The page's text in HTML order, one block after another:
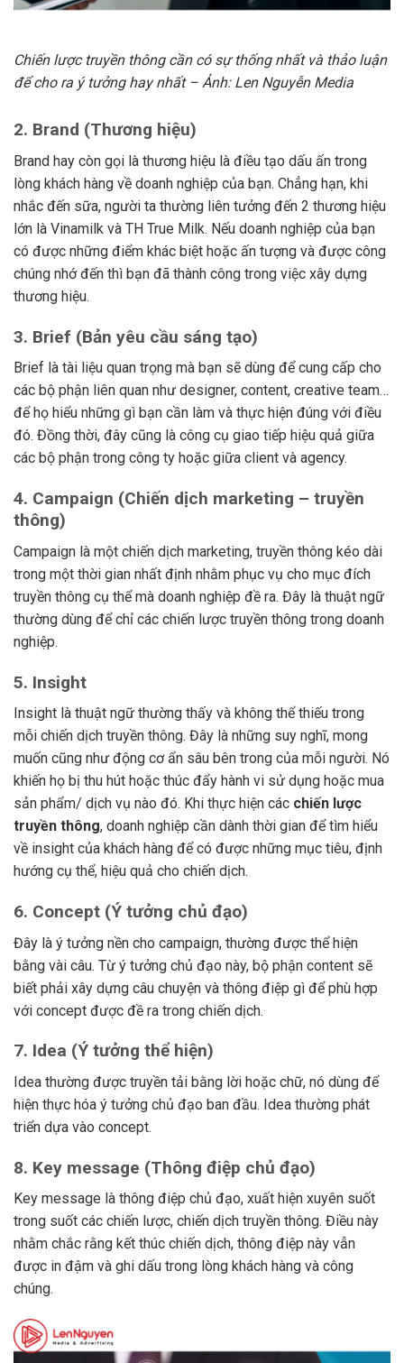
Chiến lược truyền thông cần có sự thống nhất và thảo luận
để cho ra ý tưởng hay nhất – Ảnh: Len Nguyễn Media
2. Brand (Thương hiệu)
Brand hay còn gọi là thương hiệu là điều tạo dấu ấn trong
lòng khách hàng về doanh nghiệp của bạn. Chẳng hạn, khi
nhắc đến sữa, người ta thường liên tưởng đến 2 thương hiệu
lớn là Vinamilk và TH True Milk. Nếu doanh nghiệp của bạn
có được những điểm khác biệt hoặc ấn tượng và được công
chúng nhớ đến thì bạn đã thành công trong việc xây dựng
thương hiệu.
3. Brief (Bản yêu cầu sáng tạo)
Brief là tài liệu quan trọng mà bạn sẽ dùng để cung cấp cho
các bộ phận liên quan như designer, content, creative team…
để họ hiểu những gì bạn cần làm và thực hiện đúng với điều
đó. Đồng thời, đây cũng là công cụ giao tiếp hiệu quả giữa
các bộ phận trong công ty hoặc giữa client và agency.
4. Campaign (Chiến dịch marketing – truyền
thông)
Campaign là một chiến dịch marketing, truyền thông kéo dài
trong một thời gian nhất định nhằm phục vụ cho mục đích
truyền thông cụ thể mà doanh nghiệp đề ra. Đây là thuật ngữ
thường dùng để chỉ các chiến lược truyền thông trong doanh
nghiệp.
5. Insight
Insight là thuật ngữ thường thấy và không thể thiếu trong
mỗi chiến dịch truyền thông. Đây là những suy nghĩ, mong
muốn cũng như động cơ ẩn sâu bên trong của mỗi người. Nó
khiến họ bị thu hút hoặc thúc đẩy hành vi sử dụng hoặc mua
sản phẩm/ dịch vụ nào đó. Khi thực hiện các chiến lược
truyền thông, doanh nghiệp cần dành thời gian để tìm hiểu
về insight của khách hàng để có được những mục tiêu, định
hướng cụ thể, hiệu quả cho chiến dịch.
6. Concept (Ý tưởng chủ đạo)
Đây là ý tưởng nền cho campaign, thường được thể hiện
bằng vài câu. Từ ý tưởng chủ đạo này, bộ phận content sẽ
biết phải xây dựng câu chuyện và thông điệp gì để phù hợp
với concept được đề ra trong chiến dịch.
7. Idea (Ý tưởng thể hiện)
Idea thường được truyền tải bằng lời hoặc chữ, nó dùng để
hiện thực hóa ý tưởng chủ đạo ban đầu. Idea thường phát
triển dựa vào concept.
8. Key message (Thông điệp chủ đạo)
Key message là thông điệp chủ đạo, xuất hiện xuyên suốt
trong suốt các chiến lược, chiến dịch truyền thông. Điều này
nhằm chắc rằng kết thúc chiến dịch, thông điệp này vẫn
được in đậm và ghi dấu trong lòng khách hàng và công
chúng.